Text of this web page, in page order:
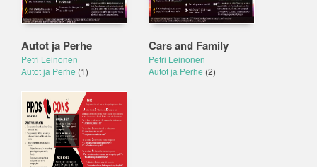
Autot ja Perhe
Petri Leinonen
Autot ja Perhe (1)
Cars and Family
Petri Leinonen
Autot ja Perhe (2)